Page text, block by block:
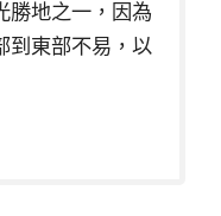
勝地之一，因為
到東部不易，以